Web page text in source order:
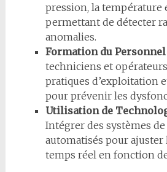
pression, la température
permettant de détecter
anomalies.
Formation du Personnel
techniciens et
pratiques d’exploitation
pour prévenir les
Utilisation de
Intégrer des systèmes
automatisés pour ajuster
temps réel en fonction